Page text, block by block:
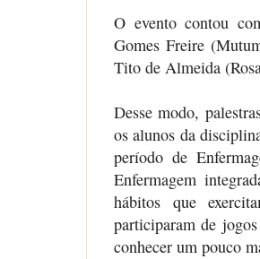
O evento contou
Gomes Freire
Tito de Almeida
Desse modo,
os alunos da
período de
Enfermagem
hábitos que
participaram de
conhecer um pouco